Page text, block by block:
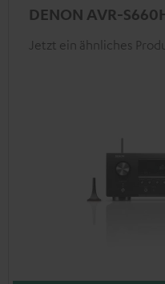
DENON AVR-
Jetzt ein ähnliches